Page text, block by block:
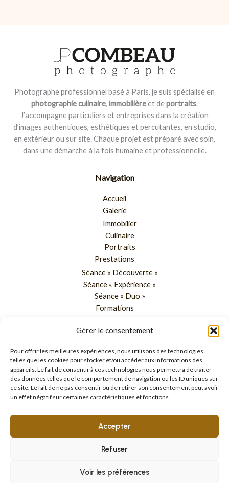
Gérer le consentement
Pour offrir les meilleures expériences, nous utilisons des technologies
telles que les cookies pour stocker et/ou accéder aux informations des
appareils. Le fait de consentir à ces technologies nous permettra de traiter
des données telles que le comportement de navigation ou les ID uniques sur
ce site. Le fait de ne pas consentir ou de retirer son consentement peut avoir
un effet négatif sur certaines caractéristiques et fonctions.
Accepter
Refuser
Voir les préférences
Photographe professionnel basé à Paris, je suis spécialisé en
photographie culinaire, immobilièreet deportraits.
J’accompagne particuliers et entreprises dans la création
d’images authentiques, esthétiques et percutantes, en studio,
en extérieur ou sur site. Chaque projet est préparé avec soin,
dans une démarche à la fois humaine et professionnelle.
Navigation
Accueil
Galerie
Immobilier
Culinaire
Portraits
Prestations
Séance « Découverte »
Séance « Expérience »
Séance « Duo »
Formations
À propos
Contact
06 07 80 84 34
jpcombeau@icloud.com
Basé en région parisienne, se déplace dans toute la France.
© 2025 Jean-Philippe Combeau – Photographe culinaire,
Mentions légales-Politique de confidentialité